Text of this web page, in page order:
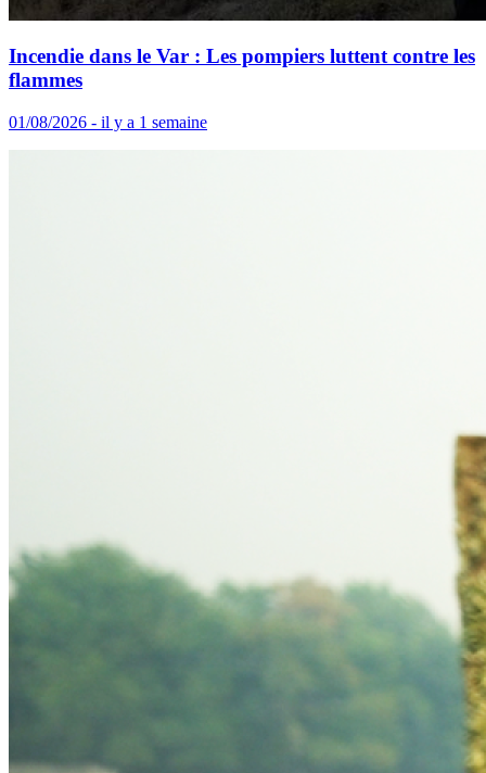
Incendie dans le Var : Les pompiers luttent contre les
flammes
01/08/2026 - il y a 1 semaine